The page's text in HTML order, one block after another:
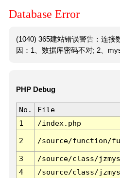
Database Error
(1040) 365建站错误警告：连接
因：1、数据库密码不对; 2、
PHP Debug
No. File
1
/index.php
2 /source/function/
3 /source/class/
4
/source/class/